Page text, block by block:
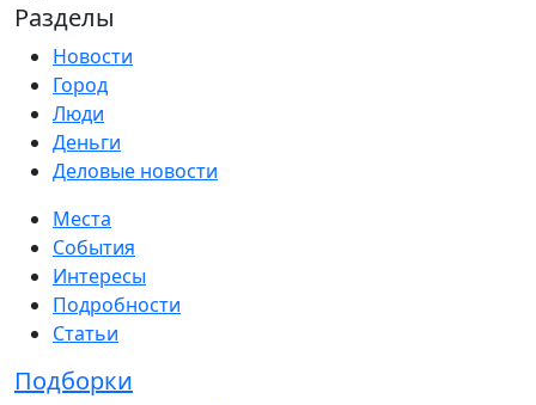
Разделы
Новости
Город
Люди
Деньги
Деловые новости
Места
События
Интересы
Подробности
Статьи
Подборки